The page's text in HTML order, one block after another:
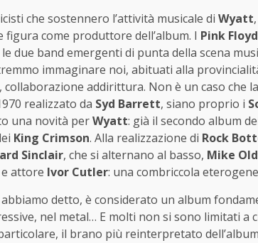
che sostennero l’attività musicale di Wyatt
figura come produttore dell’album. I Pink Floyd
due band emergenti di punta della scena
immaginare noi, abituati alla
addirittura. Non è un caso che
realizzato da Syd Barrett, siano proprio i
una novità perWyatt: già il secondo album
King Crimson. Alla realizzazione di Rock
Sinclair, che si alternano al basso, Mike
attore Ivor Cutler: una combriccola
abbiamo detto, è considerato un album
nel metal… E molti non si sono limitati a
il brano più reinterpretato